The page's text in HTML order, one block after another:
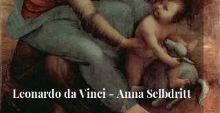
Leonardo da Vinci - Anna Selbdritt